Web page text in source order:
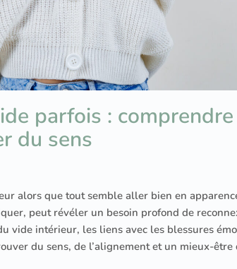
parfois :
du sens
alors que tout semble aller bien en
peut révéler un besoin profond de
vide intérieur, les liens avec les blessures
du sens, de l’alignement et un mieux-